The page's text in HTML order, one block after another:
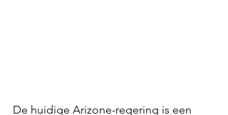
De huidige Arizone-regering is een